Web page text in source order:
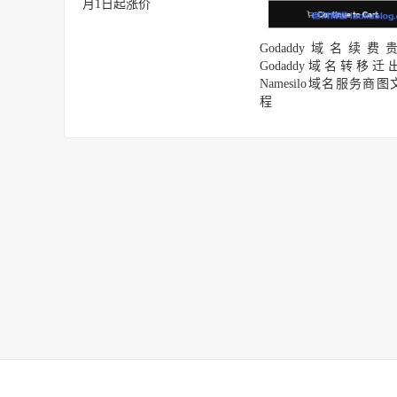
月1日起涨价
Godaddy域名续费
Godaddy域名转移迁
Namesilo域名服务商图
程